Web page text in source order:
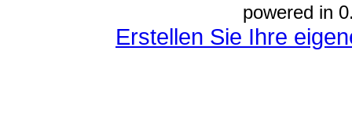
powered in
Erstellen Sie Ihre